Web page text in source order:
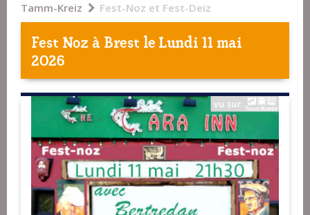
Tamm-Kreiz Fest-Noz et Fest-Deiz
Fest Noz àBrest le Lundi 11 mai
2026